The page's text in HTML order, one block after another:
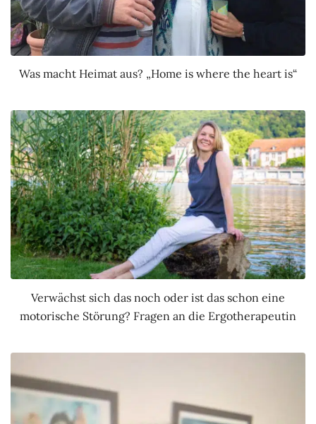
Was macht Heimat aus? „Home is where the heart is“
Verwächst sich das noch oder ist das schon eine
motorische Störung? Fragen an die Ergotherapeutin